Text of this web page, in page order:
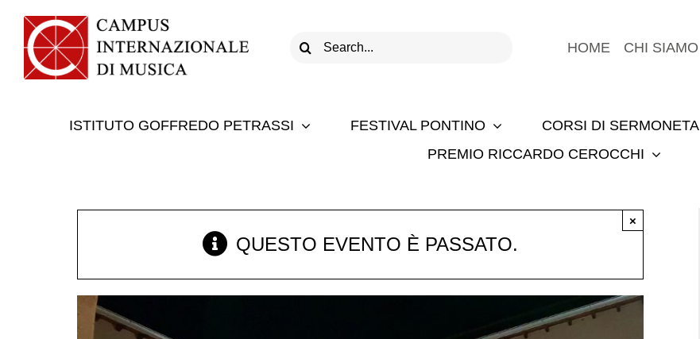
Salta
contenuto
Cerca
HOME CHI SIAMO
ISTITUTO GOFFREDO PETRASSI FESTIVAL PONTINO CORSI DI SERMONETA
PREMIO RICCARDO CEROCCHI
QUESTO EVENTO È PASSATO.
×